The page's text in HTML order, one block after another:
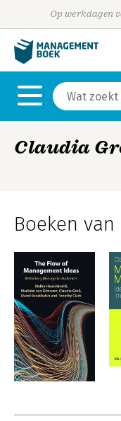
Op werkdagen
Claudia
Boeken